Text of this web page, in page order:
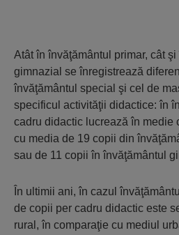
Atât în învăţământul primar, cât şi
gimnazial se înregistrează
învăţământul special şi cel de
specificul activităţii didactice: în
cadru didactic lucrează în medie
cu media de 19 copii din
sau de 11 copii în învăţământul
În ultimii ani, în cazul
de copii per cadru didactic este
rural, în comparaţie cu mediul